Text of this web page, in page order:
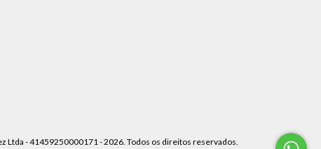
Ltda - 41459250000171 - 2026. Todos os direitos reservados.